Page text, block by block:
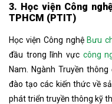
3. Học viện Công
TPHCM (PTIT)
Học viện Công nghệBưu
đầu trong lĩnh vực công
Nam. Ngành Truyền
đào tạo các kiến thức về
phát triển truyền thông kỹ